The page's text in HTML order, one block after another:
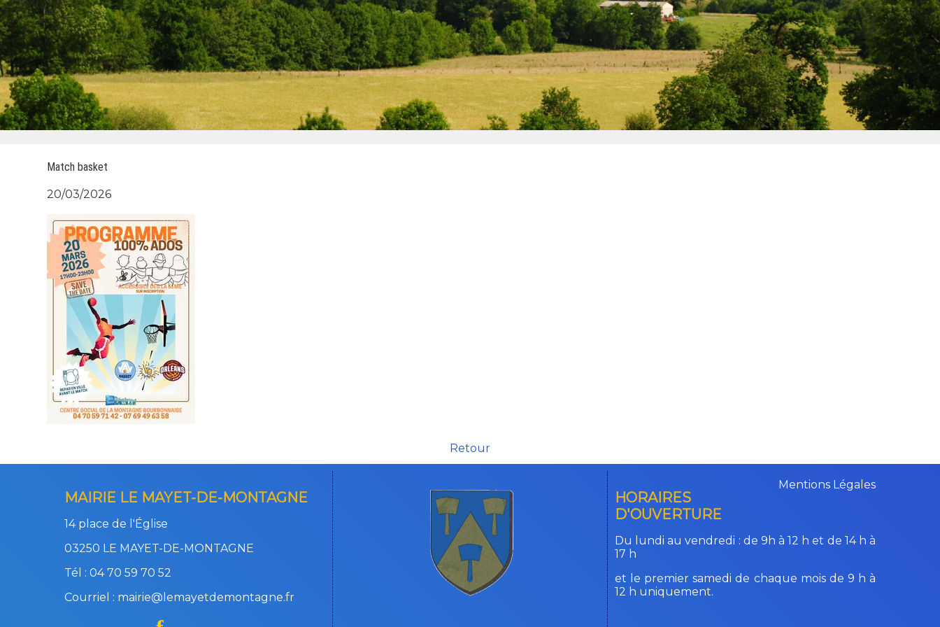
Match basket
20/03/2026
Retour
MAIRIE LE MAYET-DE-MONTAGNE
14 place de l'Église
03250 LE MAYET-DE-MONTAGNE
Tél : 04 70 59 70 52
Courriel : mairie@lemayetdemontagne.fr
Mentions Légales
HORAIRES
D'OUVERTURE
Du lundi au vendredi : de 9h à 12 h et de 14 h à
17 h
et le premier samedi de chaque mois de 9 h à
12 h uniquement.